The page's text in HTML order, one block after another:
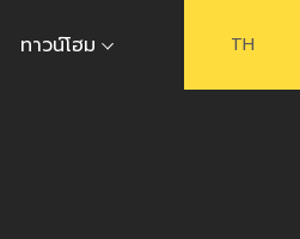
ทาวน์โฮม TH